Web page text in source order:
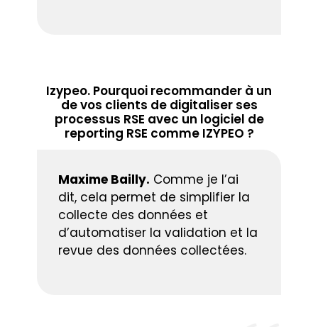
Izypeo. Pourquoi recommander à un
de vos clients de digitaliser ses
processus RSE avec un logiciel de
reporting RSE comme IZYPEO ?
Maxime Bailly. Comme je l’ai
dit, cela permet de simplifier la
collecte des données et
d’automatiser la validation et la
revue des données collectées.